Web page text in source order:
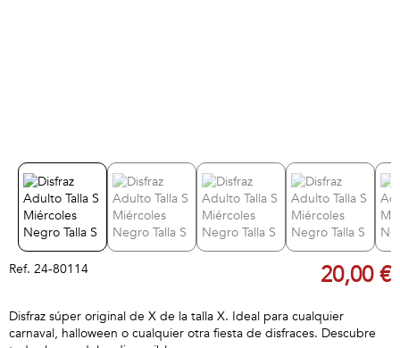
Ref. 24-80114 20,00 €
Disfraz súper original de X de la talla X. Ideal para cualquier
carnaval, halloween o cualquier otra fiesta de disfraces. Descubre